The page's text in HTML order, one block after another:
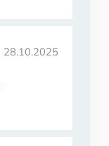
28.10.2025